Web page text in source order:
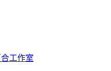
工作室